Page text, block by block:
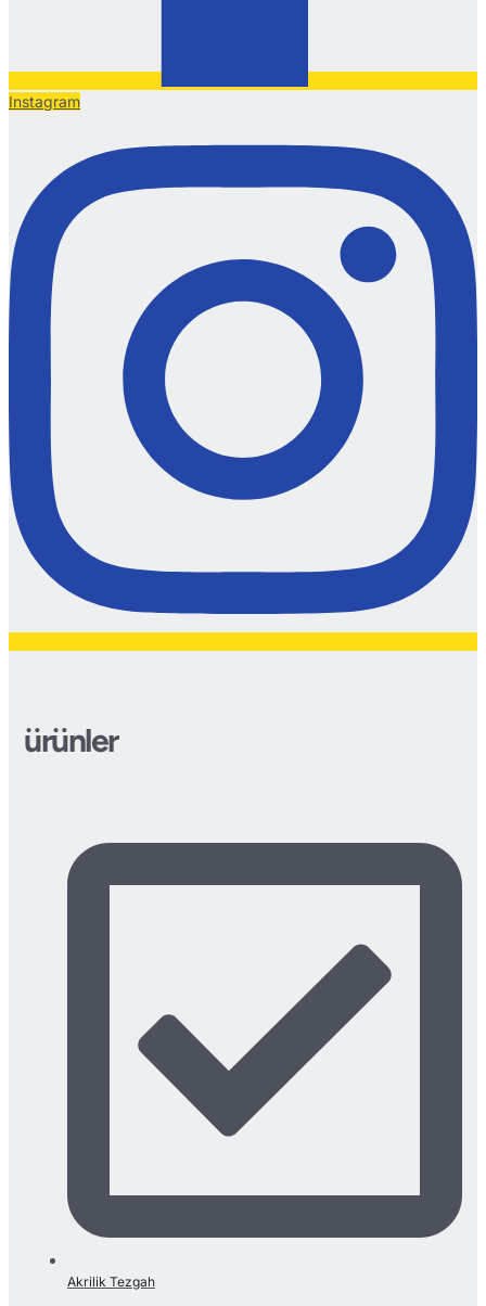
Instagram
ürünler
Akrilik Tezgah